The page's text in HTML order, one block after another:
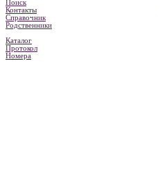
Поиск
Контакты
Справочник
Родственники
Каталог
Протокол
Номера